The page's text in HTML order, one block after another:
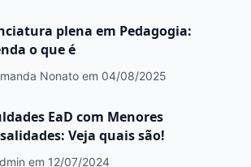
plena em Pedagogia:
o que é
Nonato em 04/08/2025
EaD com Menores
Veja quais são!
em 12/07/2024